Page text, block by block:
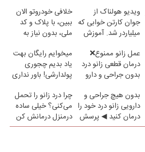
ویدیو هولناک از
جوان کارتن خوابی که
میلیاردر شد. آموزش
خلافی خودروتو الان
ببین، با پلاک و کد
ملی، بدون نیاز به
عمل زانو ممنوع❌
درمان قطعی زانو درد
بدون جراحی و دارو
میخوایم رایگان بهت
یاد بدیم چجوری
پولدارشی! باور نداری
بدون هیچ جراحی و
دارویی زانو درد خود را
درمان کنید ◀ پرسش
نامه ▶
چرا درد زانو را تحمل
می‌کنی؟ خیلی ساده
درمنزل درمانش کن